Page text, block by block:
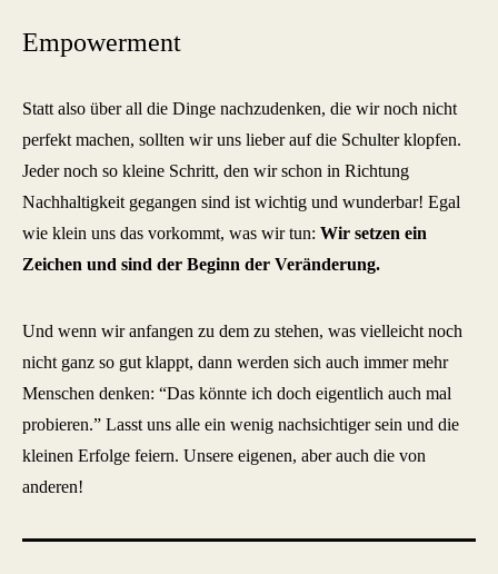
Empowerment
Statt also über all die Dinge nachzudenken, die wir noch nicht
perfekt machen, sollten wir uns lieber auf die Schulter klopfen.
Jeder noch so kleine Schritt, den wir schon in Richtung
Nachhaltigkeit gegangen sind ist wichtig und wunderbar! Egal
wie klein uns das vorkommt, was wir tun: Wir setzen ein
Zeichen und sind der Beginn der Veränderung.
Und wenn wir anfangen zu dem zu stehen, was vielleicht noch
nicht ganz so gut klappt, dann werden sich auch immer mehr
Menschen denken: “Das könnte ich doch eigentlich auch mal
probieren.” Lasst uns alle ein wenig nachsichtiger sein und die
kleinen Erfolge feiern. Unsere eigenen, aber auch die von
anderen!